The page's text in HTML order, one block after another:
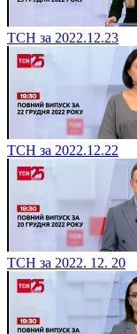
ТСН за 2022.12.23
ТСН за 2022.12.22
ТСН за 2022. 12. 20